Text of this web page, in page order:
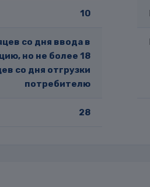
10
со дня ввода в
но не более 18
со дня отгрузки
потребителю
28